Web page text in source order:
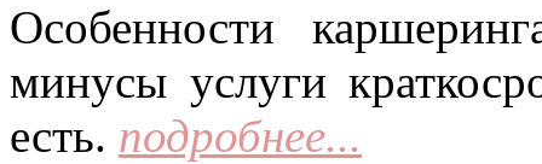
Особенности
минусы услуги
есть. подробнее...